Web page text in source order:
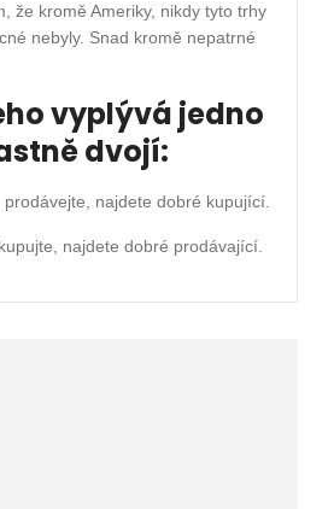
že kromě Ameriky, nikdy tyto trhy
nebyly. Snad kromě nepatrné
vyplývá jedno
dvojí:
najdete dobré kupující.
najdete dobré prodávající.